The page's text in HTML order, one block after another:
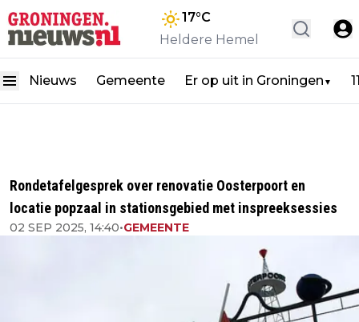
17°C
Heldere Hemel
Nieuws Gemeente Er op uit in Groningen ▼
Rondetafelgesprek over renovatie Oosterpoort en
locatie popzaal in stationsgebied met inspreeksessies
02 SEP 2025, 14:40•GEMEENTE